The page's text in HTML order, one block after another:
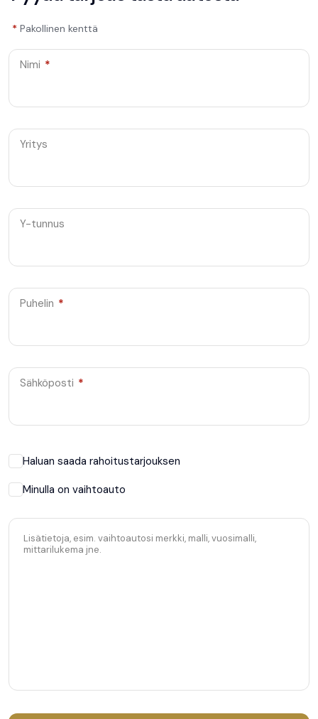
* Pakollinen kenttä
Nimi *
Yritys
Y-tunnus
Puhelin *
Sähköposti *
Haluan saada rahoitustarjouksen
Minulla on vaihtoauto
Lisätietoja, esim. vaihtoautosi merkki, malli, vuosimalli,
mittarilukema jne.